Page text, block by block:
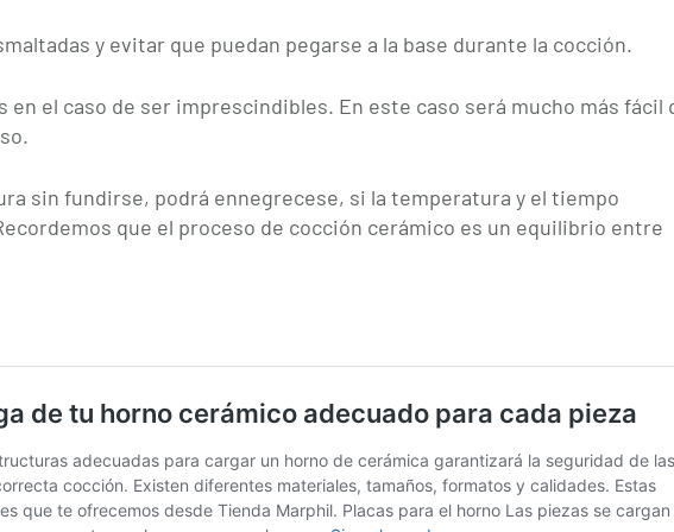
y evitar que puedan pegarse a la base durante la cocción.
el caso de ser imprescindibles. En este caso será mucho más fácil
sin fundirse, podrá ennegrecese, si la temperatura y el tiempo
que el proceso de cocción cerámico es un equilibrio entre